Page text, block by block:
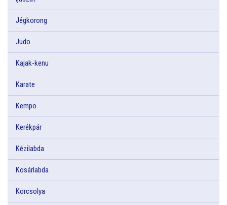
Jégkorong
Judo
Kajak-kenu
Karate
Kempo
Kerékpár
Kézilabda
Kosárlabda
Korcsolya